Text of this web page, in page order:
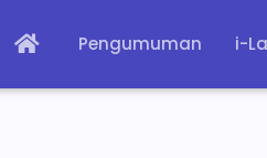
Pengumuman i-